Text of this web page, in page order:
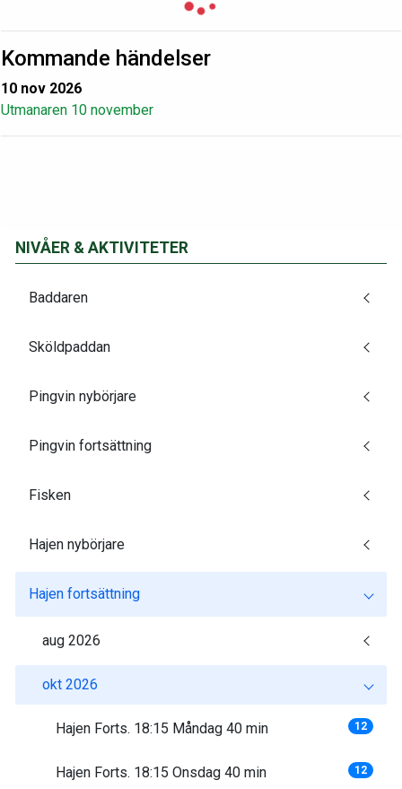
Kommande händelser
10 nov 2026
Utmanaren 10 november
NIVÅER & AKTIVITETER
Baddaren
Sköldpaddan
Pingvin nybörjare
Pingvin fortsättning
Fisken
Hajen nybörjare
Hajen fortsättning
aug 2026
okt 2026
Hajen Forts. 18:15 Måndag 40 min 12
Hajen Forts. 18:15 Onsdag 40 min 12